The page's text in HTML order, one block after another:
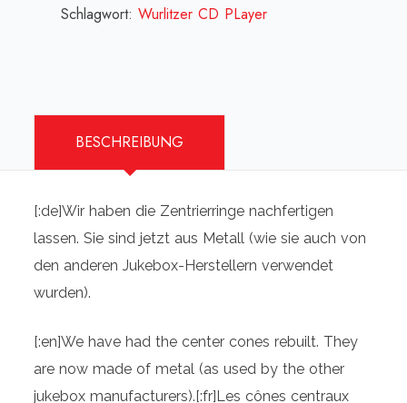
centrage
Menge
Schlagwort:Wurlitzer CD PLayer
BESCHREIBUNG
[:de]Wir haben die Zentrierringe nachfertigen
lassen. Sie sind jetzt aus Metall (wie sie auch von
den anderen Jukebox-Herstellern verwendet
wurden).
[:en]We have had the center cones rebuilt. They
are now made of metal (as used by the other
jukebox manufacturers).[:fr]Les cônes centraux